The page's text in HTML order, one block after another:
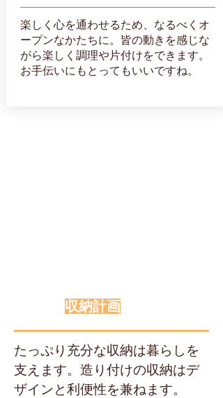
楽しく心を通わせるため、なるべくオ
ープンなかたちに。皆の動きを感じな
がら楽しく調理や片付けをできます。
お手伝いにもとってもいいですね。
収納計画
たっぷり充分な収納は暮らしを
支えます。造り付けの収納はデ
ザインと利便性を兼ねます。